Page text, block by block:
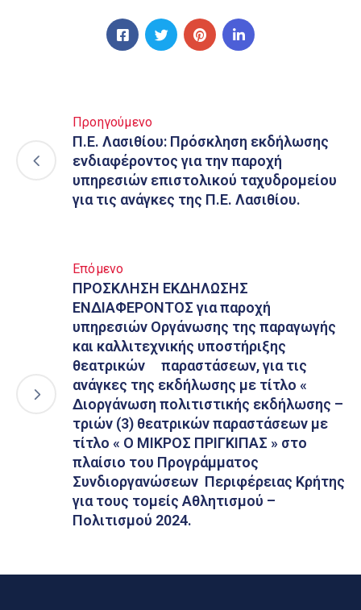
Προηγούμενο
Π.Ε. Λασιθίου: Πρόσκληση εκδήλωσης
ενδιαφέροντος για την παροχή
υπηρεσιών επιστολικού ταχυδρομείου
για τις ανάγκες της Π.Ε. Λασιθίου.
Επόμενο
ΠΡΟΣΚΛΗΣΗ ΕΚΔΗΛΩΣΗΣ
ΕΝΔΙΑΦΕΡΟΝΤΟΣ για παροχή
υπηρεσιών Οργάνωσης της παραγωγής
και καλλιτεχνικής υποστήριξης
θεατρικών παραστάσεων, για τις
ανάγκες της εκδήλωσης με τίτλο «
Διοργάνωση πολιτιστικής εκδήλωσης –
τριών (3) θεατρικών παραστάσεων με
τίτλο « Ο ΜΙΚΡΟΣ ΠΡΙΓΚΙΠΑΣ » στο
πλαίσιο του Προγράμματος
Συνδιοργανώσεων Περιφέρειας Κρήτης
για τους τομείς Αθλητισμού –
Πολιτισμού 2024.